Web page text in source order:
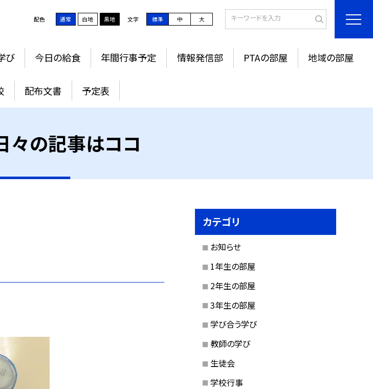
配色 通常 白地 黒地 文字 標準 中 大
び 今日の給食 年間行事予定 情報発信部 PTAの部屋 地域の部屋
配布文書 予定表
々の記事はココ
カテゴリ
お知らせ
1年生の部屋
2年生の部屋
3年生の部屋
学び合う学び
教師の学び
生徒会
学校行事